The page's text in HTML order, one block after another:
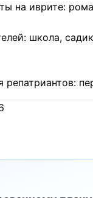
на иврите:
школа,
репатриантов: